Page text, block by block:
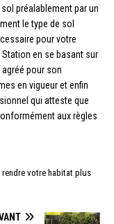
préalablement par un
le type de sol
pour votre
en se basant sur
pour son
en vigueur et enfin
qui atteste que
aux règles
votre habitat plus